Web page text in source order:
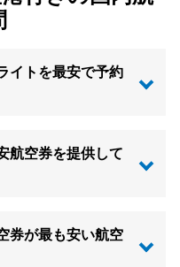
イトを最安で予約
航空券を提供して
券が最も安い航空